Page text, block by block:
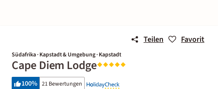
Teilen Favorit
Südafrika · Kapstadt & Umgebung · Kapstadt
Cape Diem Lodge
100% 21 Bewertungen